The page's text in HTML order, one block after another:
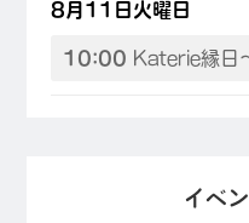
8月11日火曜日
10:00 Katerie縁日
イベ